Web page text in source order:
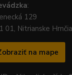
:
129
01, Nitrianske
na mape